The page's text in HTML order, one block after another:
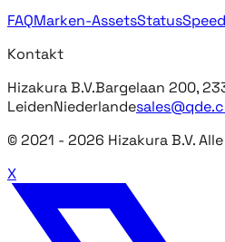
FAQMarken-AssetsStatus
Kontakt
Hizakura B.V.Bargelaan 200,
LeidenNiederlande
© 2021 - 2026 Hizakura B.V.
X